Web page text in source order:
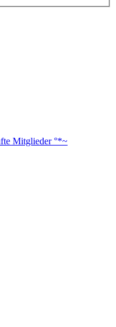
Mitglieder °*~